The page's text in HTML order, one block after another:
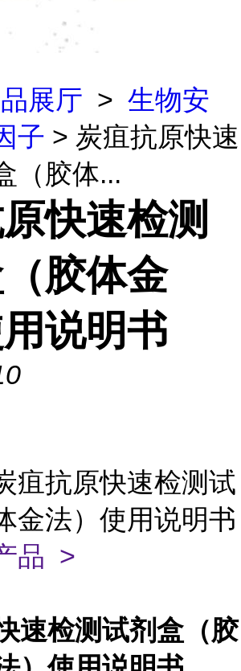
展厅 > 生物安
子 > 炭疽抗原快速
（胶体...
快速检测
胶体金
说明书
疽抗原快速检测试
金法）使用说明书
品 >
速检测试剂盒（胶